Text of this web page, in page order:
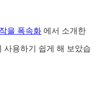
을 폭속화 에서 소개한
사용하기 쉽게 해 보았습